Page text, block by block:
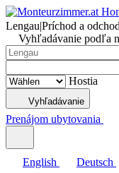
Lengau|Príchod a odchod
Vyhľadávanie podľa
Hostia
Vyhľadávanie
Prenájom ubytovania
English Deutsch